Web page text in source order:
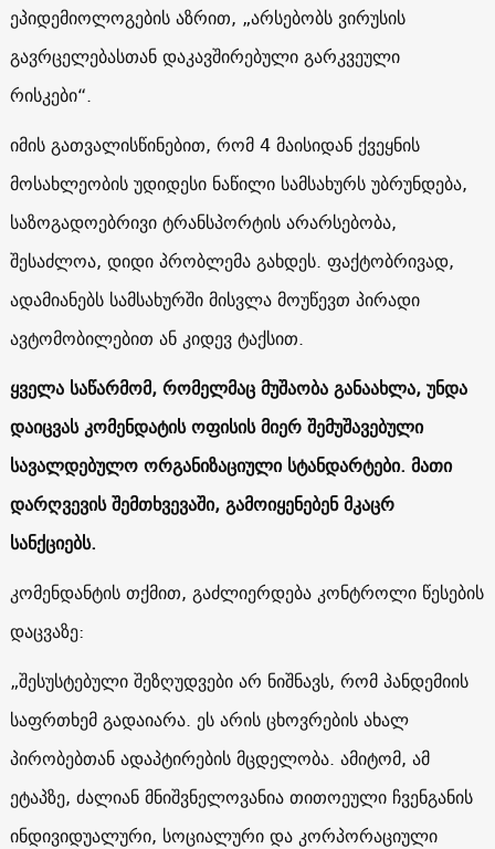
ეპიდემიოლოგების აზრით, „არსებობს ვირუსის
გავრცელებასთან დაკავშირებული გარკვეული
რისკები“.
იმის გათვალისწინებით, რომ 4 მაისიდან ქვეყნის
მოსახლეობის უდიდესი ნაწილი სამსახურს უბრუნდება,
საზოგადოებრივი ტრანსპორტის არარსებობა,
შესაძლოა, დიდი პრობლემა გახდეს. ფაქტობრივად,
ადამიანებს სამსახურში მისვლა მოუწევთ პირადი
ავტომობილებით ან კიდევ ტაქსით.
ყველა საწარმომ, რომელმაც მუშაობა განაახლა, უნდა
დაიცვას კომენდატის ოფისის მიერ შემუშავებული
სავალდებულო ორგანიზაციული სტანდარტები. მათი
დარღვევის შემთხვევაში, გამოიყენებენ მკაცრ
სანქციებს.
კომენდანტის თქმით, გაძლიერდება კონტროლი წესების
დაცვაზე:
„შესუსტებული შეზღუდვები არ ნიშნავს, რომ პანდემიის
საფრთხემ გადაიარა. ეს არის ცხოვრების ახალ
პირობებთან ადაპტირების მცდელობა. ამიტომ, ამ
ეტაპზე, ძალიან მნიშვნელოვანია თითოეული ჩვენგანის
ინდივიდუალური, სოციალური და კორპორაციული